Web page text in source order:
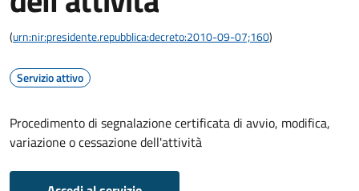
(urn:nir:presidente.repubblica:decreto:2010-09-07;160)
Servizio attivo
Procedimento di segnalazione certificata di avvio, modifica,
variazione o cessazione dell'attività